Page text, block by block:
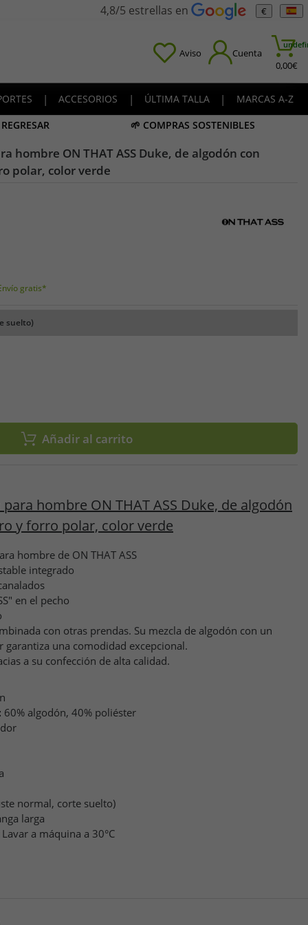
4,8/5 estrellas en €
Aviso Cuenta
0,00€
| ACCESORIOS | ÚLTIMA TALLA |
MARCAS A-Z
🌱 COMPRAS SOSTENIBLES
hombre ON THAT ASS Duke, de algodón con
polar, color verde
gratis*
suelto)
Añadir al carrito
hombre ON THAT ASS Duke, de algodón
y forro polar, color verde
hombre de ON THAT ASS
integrado
en el pecho
con otras prendas. Su mezcla de algodón con un
una comodidad excepcional.
a su confección de alta calidad.
60% algodón, 40% poliéster
normal, corte suelto)
larga
Lavar a máquina a 30°C